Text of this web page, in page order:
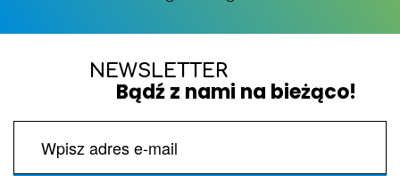
NEWSLETTER
Bądź z nami na bieżąco!